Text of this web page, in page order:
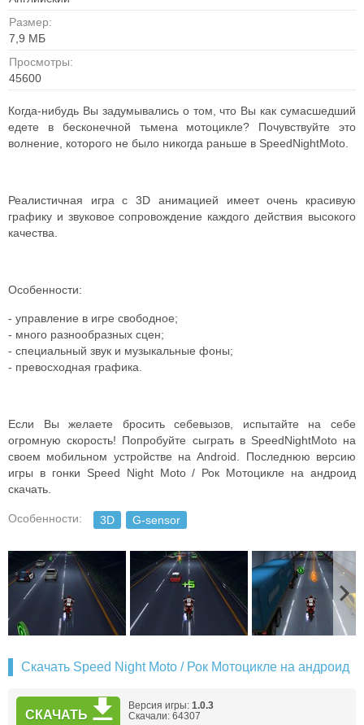
Размер:
7,9 MБ
Просмотры:
45600
Когда-нибудь Вы задумывались о том, что Вы как сумасшедший
едете в бесконечной тьмена мотоцикле? Почувствуйте это
волнение, которого не было никогда раньше в SpeedNightMoto.
Реалистичная игра с 3D анимацией имеет очень красивую
графику и звуковое сопровождение каждого действия высокого
качества.
Особенности:
- управление в игре свободное;
- много разнообразных сцен;
- специальный звук и музыкальные фоны;
- превосходная графика.
Если Вы желаете бросить себевызов, испытайте на себе
огромную скорость! Попробуйте сыграть в SpeedNightMoto на
своем мобильном устройстве на Android. Последнюю версию
игры в гонки Speed Night Moto / Рок Мотоцикле на андроид
скачать.
Особенности: 3D G-sensor
Скачать Speed Night Moto / Рок Мотоцикле на андроид
СКАЧАТЬ
Версия игры: 1.0.3
Скачали: 64307